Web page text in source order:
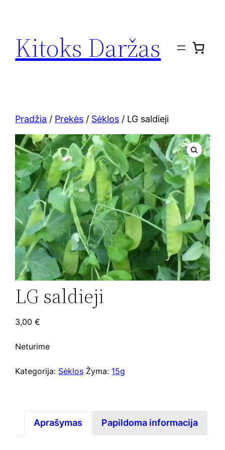
turinio
Kitoks Daržas
Pradžia / Prekės / Sėklos / LG saldieji
LG saldieji
3,00€
Neturime
Kategorija: Sėklos Žyma: 15g
Aprašymas Papildoma informacija